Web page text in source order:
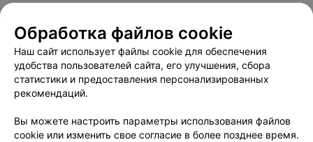
Вакансии
Публичный договор
Способы оплаты
Публичный договор по использованию сервиса
«Афиша»
Пользовательское соглашение
Связаться по вопросам сотрудничества
Обработка файлов cookie
Наш сайт использует файлы cookie для обеспечения
удобства пользователей сайта, его улучшения, сбора
статистики и предоставления персонализированных
рекомендаций.
Вы можете настроить параметры использования файлов
cookie или изменить свое согласие в более позднее время.